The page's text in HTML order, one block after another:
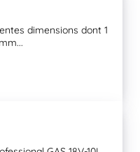
dimensions dont 1